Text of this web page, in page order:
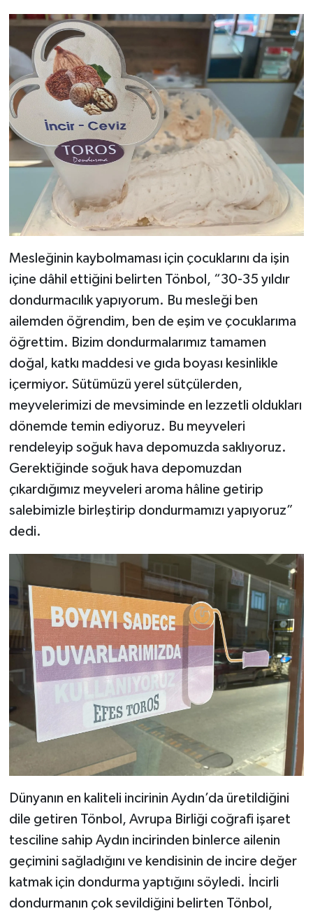
Mesleğinin kaybolmaması için çocuklarını da işin
içine dâhil ettiğini belirten Tönbol, “30-35 yıldır
dondurmacılık yapıyorum. Bu mesleği ben
ailemden öğrendim, ben de eşim ve çocuklarıma
öğrettim. Bizim dondurmalarımız tamamen
doğal, katkı maddesi ve gıda boyası kesinlikle
içermiyor. Sütümüzü yerel sütçülerden,
meyvelerimizi de mevsiminde en lezzetli oldukları
dönemde temin ediyoruz. Bu meyveleri
rendeleyip soğuk hava depomuzda saklıyoruz.
Gerektiğinde soğuk hava depomuzdan
çıkardığımız meyveleri aroma hâline getirip
salebimizle birleştirip dondurmamızı yapıyoruz”
dedi.
Dünyanın en kaliteli incirinin Aydın’da üretildiğini
dile getiren Tönbol, Avrupa Birliği coğrafi işaret
tesciline sahip Aydın incirinden binlerce ailenin
geçimini sağladığını ve kendisinin de incire değer
katmak için dondurma yaptığını söyledi. İncirli
dondurmanın çok sevildiğini belirten Tönbol,